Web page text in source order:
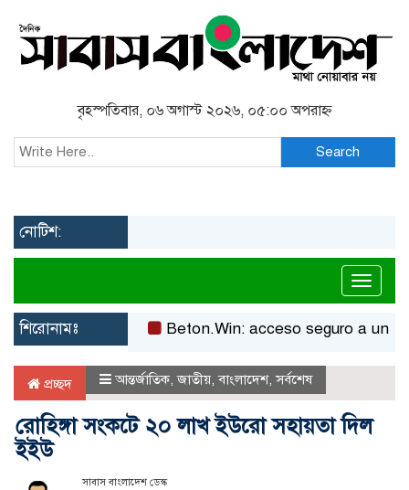
বৃহস্পতিবার, ০৬ অগাস্ট ২০২৬, ০৫:০০ অপরাহ্ন
Search
নোটিশ:
শিরোনামঃ Beton.Win: acceso seguro a un
প্রচ্ছদ আন্তর্জাতিক,জাতীয়,বাংলাদেশ,সর্বশেষ
রোহিঙ্গা সংকটে ২০ লাখ ইউরো সহায়তা দিল
ইইউ
সাবাস বাংলাদেশ ডেস্ক